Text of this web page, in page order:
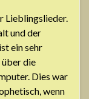
Lieblingslieder.
und der
ein sehr
über die
Dies war
wenn